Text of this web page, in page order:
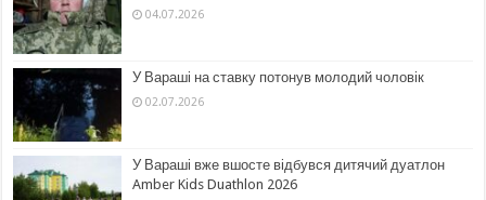
04.07.2026
У Вараші на ставку потонув молодий чоловік
02.07.2026
У Вараші вже вшосте відбувся дитячий дуатлон
Amber Kids Duathlon 2026